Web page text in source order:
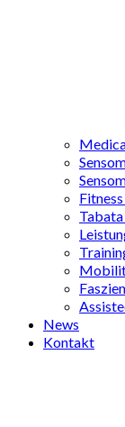
News
Kontakt